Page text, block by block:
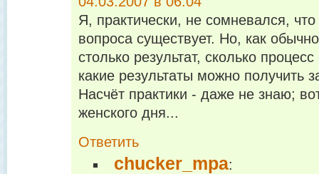
Я, практически, не сомневался, что
вопроса существует. Но, как
столько результат, сколько
какие результаты можно получить
Насчёт практики - даже не знаю;
женского дня...
Ответить
chucker_mpa: